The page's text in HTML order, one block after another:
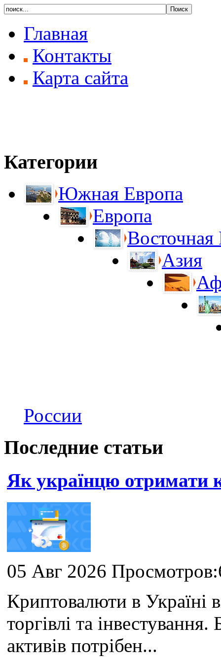
Главная
Контакты
Карта сайта
Категории
Южная Европа
Европа
Восточная
Азия
России
Последние статьи
Як українцю отримати
05 Авг 2026
Криптовалюти в Україні
торгівлі та
активів потрібен...